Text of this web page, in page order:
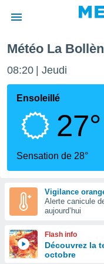
de
Météo La
08:20 Jeudi
Ensoleillé
27°
Sensation de 28°
Vigilance
Alerte canicule
aujourd’hui
Flash info
Découvrez la
octobre